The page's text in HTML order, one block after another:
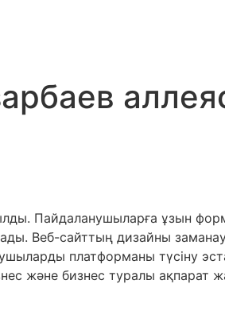
Пайдаланушыларға ұзын
Веб-сайттың дизайны
платформаны түсіну
және бизнес туралы ақпарат